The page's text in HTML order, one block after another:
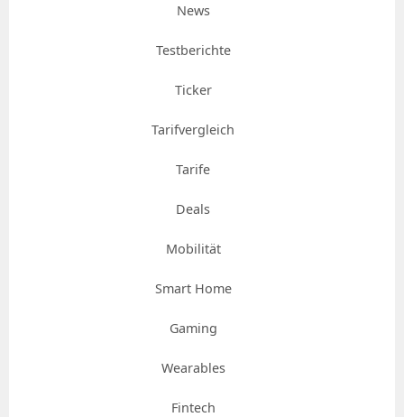
News
Testberichte
Ticker
Tarifvergleich
Tarife
Deals
Mobilität
Smart Home
Gaming
Wearables
Fintech